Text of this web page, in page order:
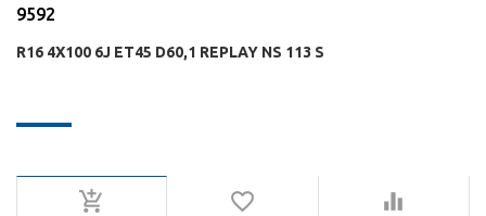
9592
R16 4X100 6J ET45 D60,1 REPLAY NS 113 S